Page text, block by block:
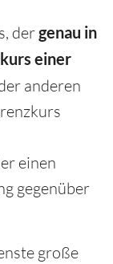
dergenau in
einer
anderen
einen
gegenüber
große